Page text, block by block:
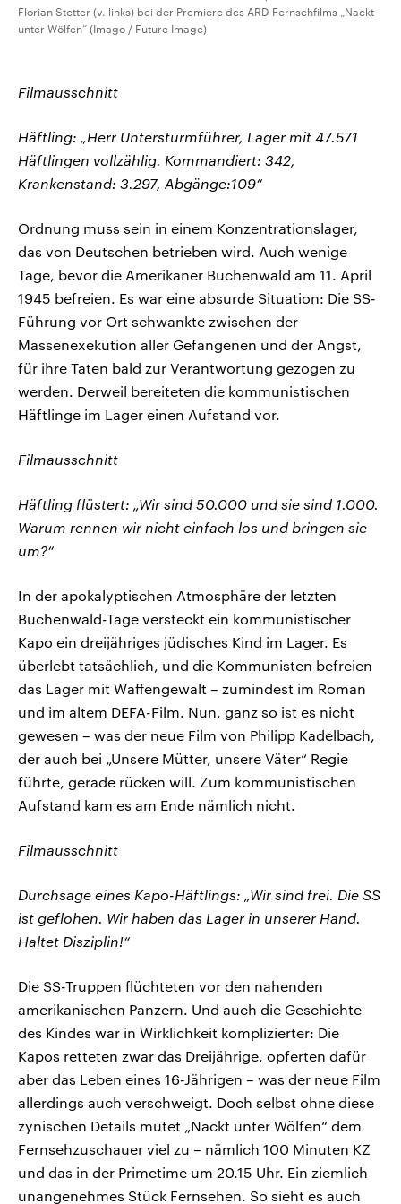
Florian Stetter (v. links) bei der Premiere des ARD Fernsehfilms „Nackt
unter Wölfen“ (Imago / Future Image)
Filmausschnitt
Häftling: „Herr Untersturmführer, Lager mit 47.571
Häftlingen vollzählig. Kommandiert: 342,
Krankenstand: 3.297, Abgänge:109“
Ordnung muss sein in einem Konzentrationslager,
das von Deutschen betrieben wird. Auch wenige
Tage, bevor die Amerikaner Buchenwald am 11. April
1945 befreien. Es war eine absurde Situation: Die SS-
Führung vor Ort schwankte zwischen der
Massenexekution aller Gefangenen und der Angst,
für ihre Taten bald zur Verantwortung gezogen zu
werden. Derweil bereiteten die kommunistischen
Häftlinge im Lager einen Aufstand vor.
Filmausschnitt
Häftling flüstert: „Wir sind 50.000 und sie sind 1.000.
Warum rennen wir nicht einfach los und bringen sie
um?“
In der apokalyptischen Atmosphäre der letzten
Buchenwald-Tage versteckt ein kommunistischer
Kapo ein dreijähriges jüdisches Kind im Lager. Es
überlebt tatsächlich, und die Kommunisten befreien
das Lager mit Waffengewalt – zumindest im Roman
und im altem DEFA-Film. Nun, ganz so ist es nicht
gewesen – was der neue Film von Philipp Kadelbach,
der auch bei „Unsere Mütter, unsere Väter“ Regie
führte, gerade rücken will. Zum kommunistischen
Aufstand kam es am Ende nämlich nicht.
Filmausschnitt
Durchsage eines Kapo-Häftlings: „Wir sind frei. Die SS
ist geflohen. Wir haben das Lager in unserer Hand.
Haltet Disziplin!“
Die SS-Truppen flüchteten vor den nahenden
amerikanischen Panzern. Und auch die Geschichte
des Kindes war in Wirklichkeit komplizierter: Die
Kapos retteten zwar das Dreijährige, opferten dafür
aber das Leben eines 16-Jährigen – was der neue Film
allerdings auch verschweigt. Doch selbst ohne diese
zynischen Details mutet „Nackt unter Wölfen“ dem
Fernsehzuschauer viel zu – nämlich 100 Minuten KZ
und das in der Primetime um 20.15 Uhr. Ein ziemlich
unangenehmes Stück Fernsehen. So sieht es auch